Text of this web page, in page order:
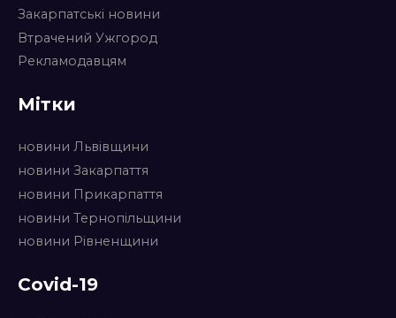
Закарпатські новини
Втрачений Ужгород
Рекламодавцям
Мітки
новини Львівщини
новини Закарпаття
новини Прикарпаття
новини Тернопільщини
новини Рівненщини
Covid-19